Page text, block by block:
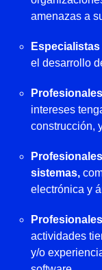
amenazas a
el desarrollo
intereses
construcción,
sistemas,
electrónica y
actividades
y/o